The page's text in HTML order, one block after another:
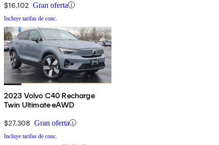
$16,102 Gran oferta
Incluye tarifas de conc.
2023 Volvo C40 Recharge
Twin Ultimate eAWD
$27,308 Gran oferta
Incluye tarifas de conc.